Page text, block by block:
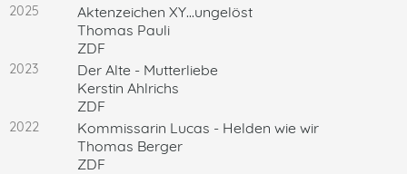
2025
Aktenzeichen XY...ungelöst
Thomas Pauli
ZDF
2023
Der Alte - Mutterliebe
Kerstin Ahlrichs
ZDF
2022
Kommissarin Lucas - Helden wie wir
Thomas Berger
ZDF